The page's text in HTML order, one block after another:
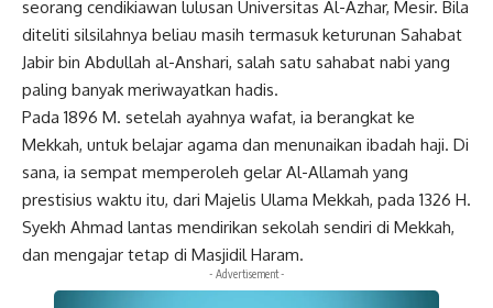
seorang cendikiawan lulusan Universitas Al-Azhar, Mesir. Bila
diteliti silsilahnya beliau masih termasuk keturunan Sahabat
Jabir bin Abdullah al-Anshari, salah satu sahabat nabi yang
paling banyak meriwayatkan hadis.
Pada 1896 M. setelah ayahnya wafat, ia berangkat ke
Mekkah, untuk belajar agama dan menunaikan ibadah haji. Di
sana, ia sempat memperoleh gelar Al-Allamah yang
prestisius waktu itu, dari Majelis Ulama Mekkah, pada 1326 H.
Syekh Ahmad lantas mendirikan sekolah sendiri di Mekkah,
dan mengajar tetap di Masjidil Haram.
- Advertisement -